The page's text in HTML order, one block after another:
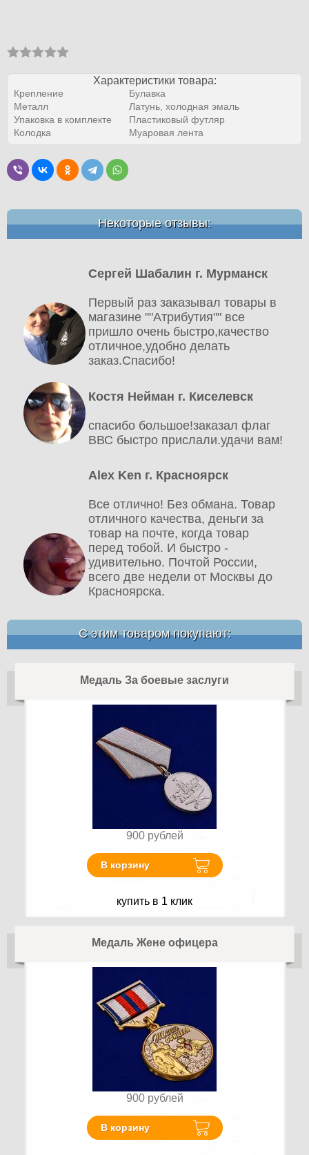
Характеристики товара:
Крепление
Булавка
Металл
Латунь, холодная эмаль
Упаковка в комплекте
Пластиковый футляр
Колодка
Муаровая лента
Некоторые отзывы:
Сергей Шабалин г. Мурманск
Первый раз заказывал товары в
магазине ""Атрибутия"" все
пришло очень быстро,качество
отличное,удобно делать
заказ.Спасибо!
Костя Нейман г. Киселевск
спасибо большое!заказал флаг
ВВС быстро прислали.удачи вам!
Alex Ken г. Красноярск
Все отлично! Без обмана. Товар
отличного качества, деньги за
товар на почте, когда товар
перед тобой. И быстро -
удивительно. Почтой России,
всего две недели от Москвы до
Красноярска.
С этим товаром покупают:
Медаль За боевые заслуги
900 рублей
В корзину
купить в 1 клик
Медаль Жене офицера
900 рублей
В корзину